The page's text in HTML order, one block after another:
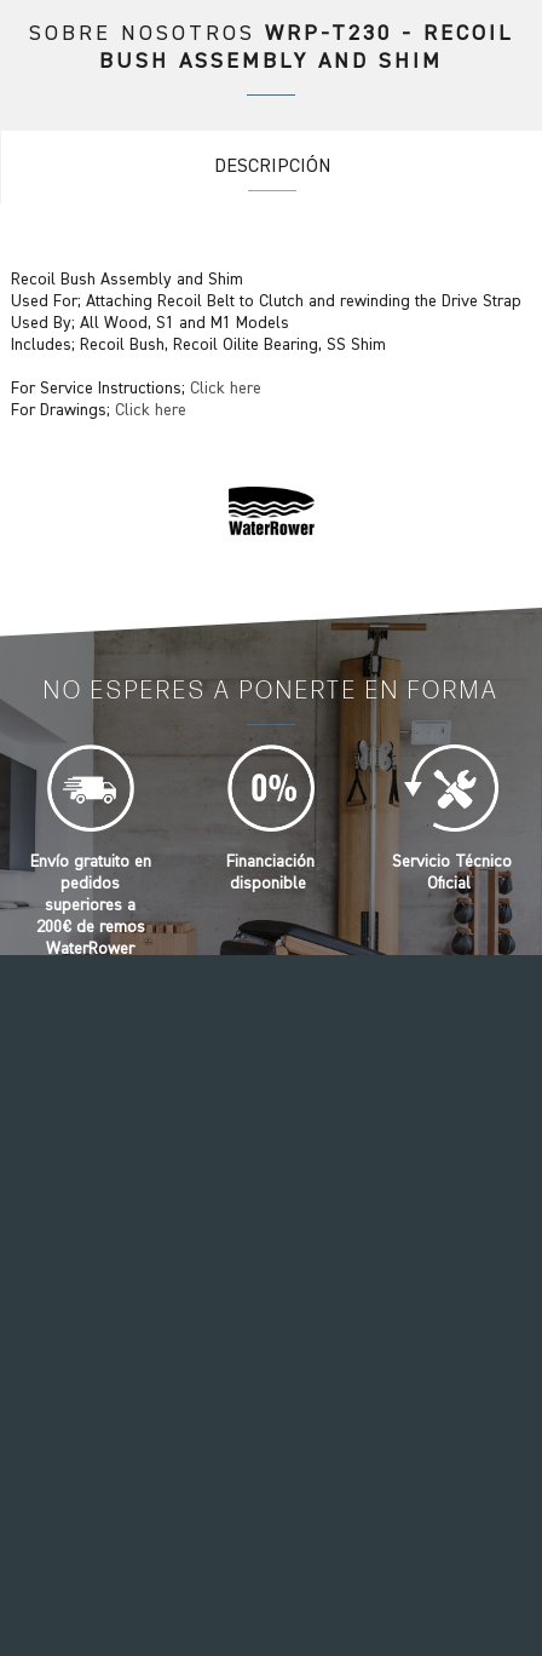
SOBRE NOSOTROS
WRP-T230 - RECOIL
BUSH ASSEMBLY AND SHIM
DESCRIPCIÓN
Recoil Bush Assembly and Shim
Used For; Attaching Recoil Belt to Clutch and rewinding the Drive Strap
Used By; All Wood, S1 and M1 Models
Includes; Recoil Bush, Recoil Oilite Bearing, SS Shim
For Service Instructions; Click here
For Drawings; Click here
NO ESPERES A PONERTE EN FORMA
Envío gratuito en
pedidos
superiores a
200€ de remos
WaterRower
Financiación
disponible
Servicio Técnico
Oficial